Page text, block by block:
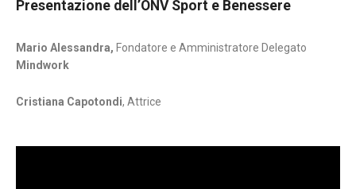
Presentazione dell’ONV Sport e Benessere
Mario Alessandra, Fondatore e Amministratore Delegato
Mindwork
Cristiana Capotondi, Attrice